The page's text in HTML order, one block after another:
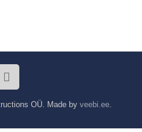
OÜ. Made by veebi.ee.